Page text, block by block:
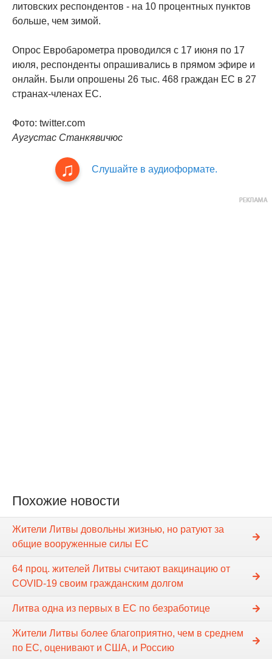
литовских респондентов - на 10 процентных пунктов
больше, чем зимой.
Опрос Евробарометра проводился с 17 июня по 17
июля, респонденты опрашивались в прямом эфире и
онлайн. Были опрошены 26 тыс. 468 граждан ЕС в 27
странах-членах ЕС.
Фото: twitter.com
Аугустас Станкявичюс
Слушайте в аудиоформате.
Похожие новости
Жители Литвы довольны жизнью, но ратуют за
общие вооруженные силы ЕС
64 проц. жителей Литвы считают вакцинацию от
COVID-19 своим гражданским долгом
Литва одна из первых в ЕС по безработице
Жители Литвы более благоприятно, чем в среднем
по ЕС, оценивают и США, и Россию